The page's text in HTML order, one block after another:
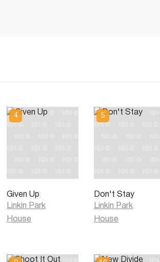
Given Up
Linkin Park
House
Don't Stay
Linkin Park
House